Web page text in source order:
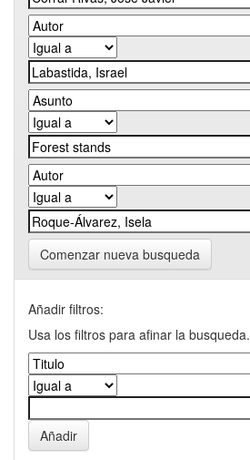
Comenzar nueva busqueda
Añadir filtros:
Usa los filtros para afinar la busqueda.